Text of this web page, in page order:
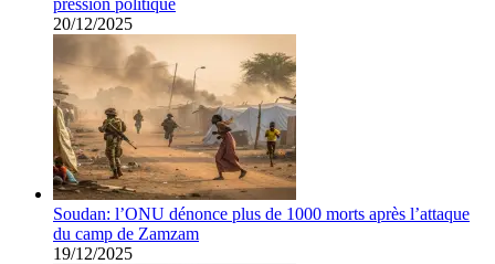
20/12/2025
Soudan: l’ONU dénonce plus de 1000 morts après l’attaque
du camp de Zamzam
19/12/2025